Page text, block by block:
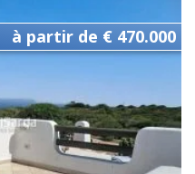
à partir de € 470.000